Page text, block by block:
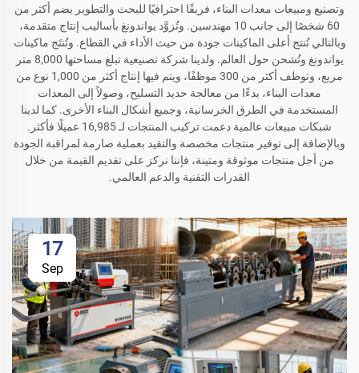
وتصنيع ومبيعات معدات البناء، فريقًا احترافيًا للبحث والتطوير يضم أكثر من
60 شخصًا إلى جانب 10 مهندسين. وتُزوَّد يواندونغ بأساليب إنتاج متقدمة،
وبالتالي تُنتج أعلى الماكينات جودة من حيث الأداء في القطاع. وتُنتَج ماكينات
يواندونغ وتُشحن حول العالم. ولدينا شركة تصنيعية تبلغ مساحتها 8,000 متر
مربع، وتوظف أكثر من 300 موظفًا، ويتم فيها إنتاج أكثر من 1,000 نوع من
معدات البناء، بدءًا من معالجة حديد التسليح، وصولاً إلى المعدات
المستخدمة في الطرق الخرسانية، وجميع أشكال البناء الأخرى. كما لدينا
شبكات مبيعات عالمية دعمت تركيب المنتجات لـ 16,985 عميلًا فأكثر.
وبالإضافة إلى توفير منتجات مخصصة والتقيد بعملية صارمة لمراقبة الجودة
من أجل منتجات موثوقة ومتينة، فإننا نركز على تقديم القيمة من خلال
القدرات التقنية والدعم العالمي.
17
Sep